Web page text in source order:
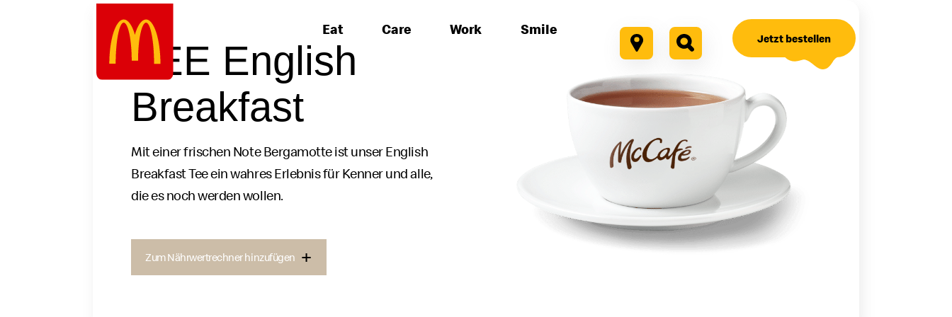
Eat Care Work Smile
Jetzt bestellen
TEE English
Breakfast
Mit einer frischen Note Bergamotte ist unser English
Breakfast Tee ein wahres Erlebnis für Kenner und alle,
die es noch werden wollen.
Zum Nährwertrechner hinzufügen